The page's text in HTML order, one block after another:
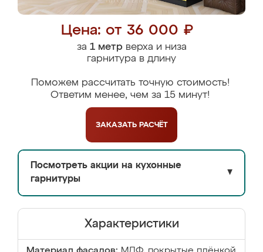
Цена: от 36 000 ₽
за 1 метрверха и низа
гарнитура в длину
Поможем рассчитать точную стоимость!
Ответим менее, чем за 15 минут!
ЗАКАЗАТЬ РАСЧЁТ
Посмотреть акции на кухонные
гарнитуры
▼
Характеристики